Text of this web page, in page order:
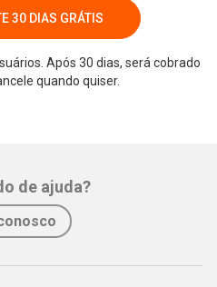
30 DIAS GRÁTIS
Após 30 dias, será cobrado
quando quiser.
de ajuda?
Twitter E-mail